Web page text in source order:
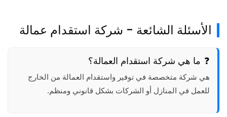
الأسئلة الشائعة - شركة استقدام عمالة
ما هي شركة استقدام العمالة؟
هي شركة متخصصة في توفير واستقدام العمالة من الخارج
للعمل في المنازل أو الشركات بشكل قانوني ومنظم.